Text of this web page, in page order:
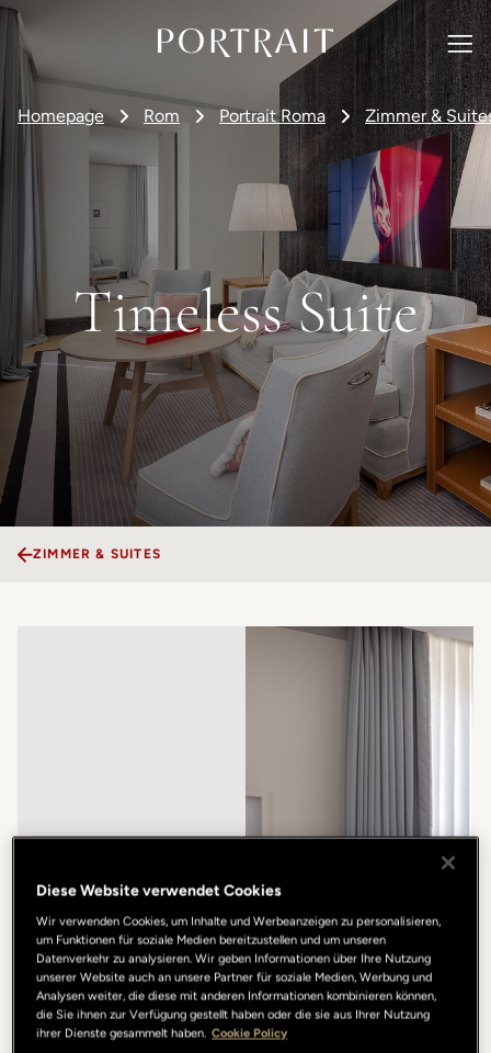
Homepage Rom Portrait Roma Zimmer &
Timeless Suite
ZIMMER & SUITES
Diese Website verwendet Cookies
Wir verwenden Cookies, um Inhalte und Werbeanzeigen zu personalisieren,
um Funktionen für soziale Medien bereitzustellen und um unseren
Datenverkehr zu analysieren. Wir geben Informationen über Ihre Nutzung
unserer Website auch an unsere Partner für soziale Medien, Werbung und
Analysen weiter, die diese mit anderen Informationen kombinieren können,
die Sie ihnen zur Verfügung gestellt haben oder die sie aus Ihrer Nutzung
ihrer Dienste gesammelt haben. Cookie Policy